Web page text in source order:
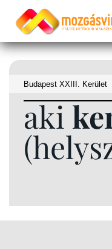
aki